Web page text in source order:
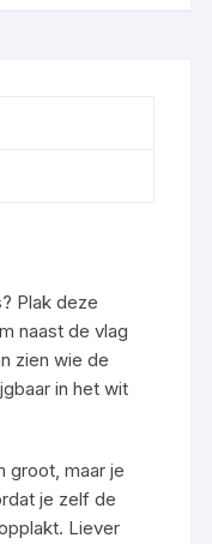
Plak deze
naast de vlag
zien wie de
in het wit
groot, maar je
je zelf de
Liever